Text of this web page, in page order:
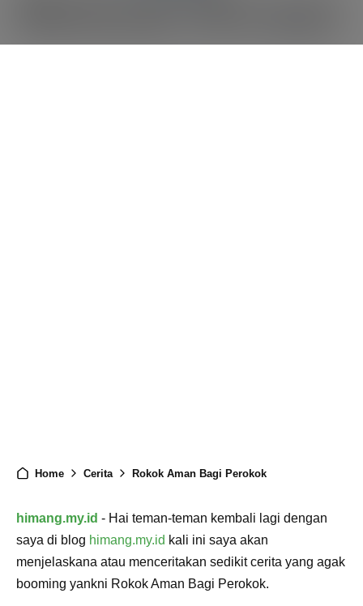
Home Cerita Rokok Aman Bagi Perokok
himang.my.id - Hai teman-teman kembali lagi dengan
saya di blog himang.my.id kali ini saya akan
menjelaskana atau menceritakan sedikit cerita yang agak
booming yankni Rokok Aman Bagi Perokok.